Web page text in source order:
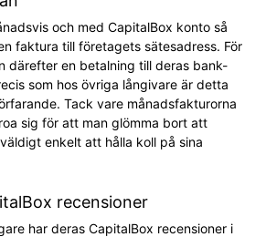
och med CapitalBox konto så
faktura till företagets sätesadress. För
därefter en betalning till deras bank-
som hos övriga långivare är detta
Tack vare månadsfakturorna
sig för att man glömma bort att
enkelt att hålla koll på sina
recensioner
har deras CapitalBox recensioner i